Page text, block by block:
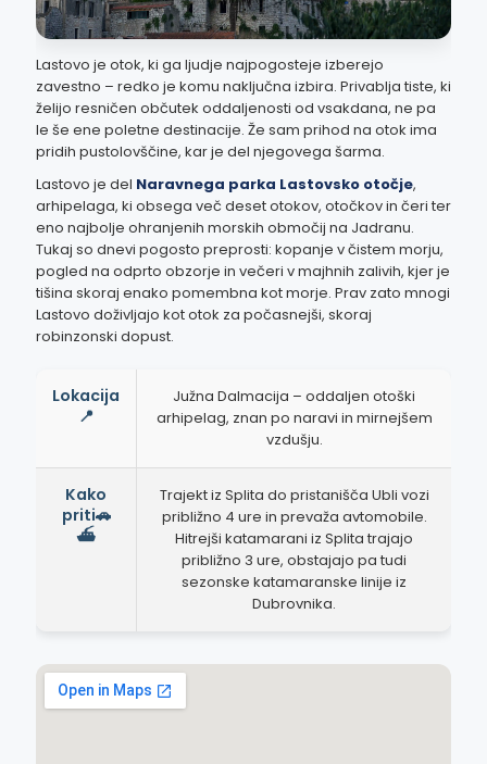
Lastovo je otok, ki ga ljudje najpogosteje izberejo
zavestno – redko je komu naključna izbira. Privablja tiste, ki
želijo resničen občutek oddaljenosti od vsakdana, ne pa
le še ene poletne destinacije. Že sam prihod na otok ima
pridih pustolovščine, kar je del njegovega šarma.
Lastovo je del Naravnega parka Lastovsko otočje,
arhipelaga, ki obsega več deset otokov, otočkov in čeri ter
eno najbolje ohranjenih morskih območij na Jadranu.
Tukaj so dnevi pogosto preprosti: kopanje v čistem morju,
pogled na odprto obzorje in večeri v majhnih zalivih, kjer je
tišina skoraj enako pomembna kot morje. Prav zato mnogi
Lastovo doživljajo kot otok za počasnejši, skoraj
robinzonski dopust.
Lokacija
📍
Južna Dalmacija – oddaljen otoški
arhipelag, znan po naravi in mirnejšem
vzdušju.
Kako
priti🚗
⛴️
Trajekt iz Splita do pristanišča Ubli vozi
približno 4 ure in prevaža avtomobile.
Hitrejši katamarani iz Splita trajajo
približno 3 ure, obstajajo pa tudi
sezonske katamaranske linije iz
Dubrovnika.